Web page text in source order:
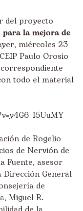
del proyecto
la mejora de
miércoles 23
Paulo Orosio
todo el material
de Rogelio
de Nervión de
Fuente, asesor
Dirección General
de
Miguel R.